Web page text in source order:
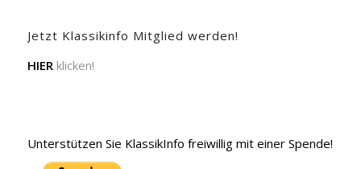
Jetzt Klassikinfo Mitglied werden!
HIER klicken!
Unterstützen Sie KlassikInfo freiwillig mit einer Spende!